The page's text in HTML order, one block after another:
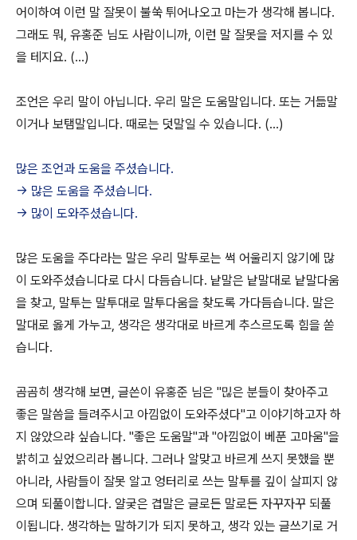
어이하여 이런 말 잘못이 불쑥 튀어나오고 마는가 생각해 봅니다.
그래도 뭐, 유홍준 님도 사람이니까, 이런 말 잘못을 저지를 수 있
을 테지요. (...)
조언은 우리 말이 아닙니다. 우리 말은 도움말입니다. 또는 거듦말
이거나 보탬말입니다. 때로는 덧말일 수 있습니다. (...)
많은 조언과 도움을 주셨습니다.
-> 많은 도움을 주셨습니다.
-> 많이 도와주셨습니다.
많은 도움을 주다라는 말은 우리 말투로는 썩 어울리지 않기에 많
이 도와주셨습니다로 다시 다듬습니다. 낱말은 낱말대로 낱말다움
을 찾고, 말투는 말투대로 말투다움을 찾도록 가다듬습니다. 말은
말대로 옳게 가누고, 생각은 생각대로 바르게 추스르도록 힘을 쏟
습니다.
곰곰히 생각해 보면, 글쓴이 유홍준 님은 "믾은 분들이 찾아주고
좋은 말씀을 들려주시고 아낌없이 도와주셨다"고 이야기하고자 하
지 않았으랴 싶습니다. "좋은 도움말"과 "아낌없이 베푼 고마움"을
밝히고 싶었으리라 봅니다. 그러나 알맞고 바르게 쓰지 못했을 뿐
아니라, 사람들이 잘못 알고 엉터리로 쓰는 말투를 깊이 살피지 않
으며 되풀이합니다. 얄궂은 겹말은 글로든 말로든 자꾸자꾸 되풀
이됩니다. 생각하는 말하기가 되지 못하고, 생각 있는 글쓰기로 거